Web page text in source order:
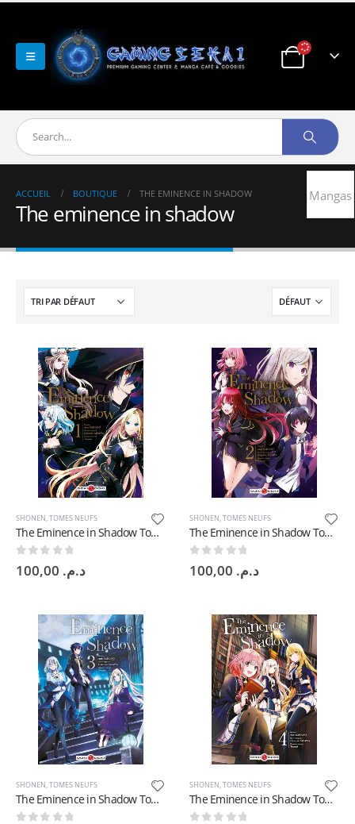
ACCUEIL BOUTIQUE THE EMINENCE IN SHADOW
The eminence in shadow
SHONEN,TOMES NEUFS
The Eminence in Shadow Tome 1 Fr
0 sur 5 د.م.
SHONEN,TOMES NEUFS
The Eminence in Shadow Tome 2 Fr
0 sur 5 د.م.
SHONEN,TOMES NEUFS
The Eminence in Shadow Tome 3 Fr
SHONEN,TOMES NEUFS
The Eminence in Shadow Tome 4 Fr
Mangas